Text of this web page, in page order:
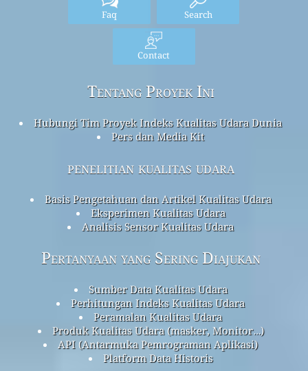
Faq Search
Contact
Tentang Proyek Ini
Hubungi Tim Proyek Indeks Kualitas Udara Dunia
Pers dan Media Kit
penelitian kualitas udara
Basis Pengetahuan dan Artikel Kualitas Udara
Eksperimen Kualitas Udara
Analisis Sensor Kualitas Udara
Pertanyaan yang Sering Diajukan
Sumber Data Kualitas Udara
Perhitungan Indeks Kualitas Udara
Peramalan Kualitas Udara
Produk Kualitas Udara (masker, Monitor…)
API (Antarmuka Pemrograman Aplikasi)
Platform Data Historis